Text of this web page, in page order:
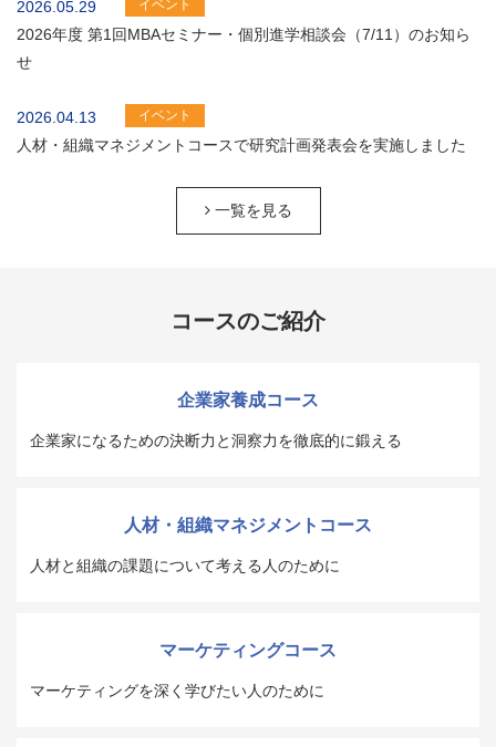
2026.05.29 イベント
2026年度 第1回MBAセミナー・個別進学相談会（7/11）のお知ら
せ
2026.04.13 イベント
人材・組織マネジメントコースで研究計画発表会を実施しました
一覧を見る
コースのご紹介
企業家養成コース
企業家になるための決断力と洞察力を徹底的に鍛える
人材・組織マネジメントコース
人材と組織の課題について考える人のために
マーケティングコース
マーケティングを深く学びたい人のために